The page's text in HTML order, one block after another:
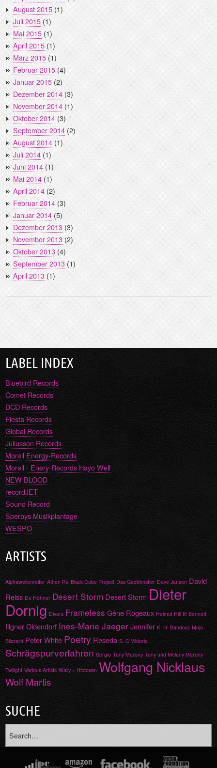
August 2015(1)
Juli 2015(1)
Mai 2015(1)
April 2015(1)
März 2015(1)
Februar 2015(4)
Januar 2015(2)
Dezember 2014(3)
November 2014(1)
Oktober 2014(3)
September 2014(2)
August 2014(1)
Juli 2014(1)
Juni 2014(1)
Mai 2014(1)
April 2014(2)
Februar 2014(3)
Januar 2014(5)
Dezember 2013(3)
November 2013(2)
Oktober 2013(4)
September 2013(1)
April 2013(1)
LABEL INDEX
Bluebird Records
Comet Records
DCD Records
Fiesta Records
Global Records
Juliusson Records
Morell Energy-Records
Morell - Enery-Records Hayo Well
NEW BLOOD
recordJET
Sound Record
Sperbys Musikplantage
WESPO
ARTISTS
Alphawellenreiter Athon Re Black Cube Project Das Gedöhnstier Dave Jansen David
Reiss De Höhner Desert Storm Desert Storm Dieter
Dornig Divers Frameless Gêne Rogeaux Helmut Hill Iff Bennett
Illgner Oldendorf Ines-Marie Jaeger Jennifer K. H. Bandosz Mojo
Blizzard Peter White Poetry Reseda S. C.Viktoria
Schrägspurverfahren Sergio Tony Marony Tony und Melany Marony
Twilight Various Artists Wally + Hitdosen Wolfgang Nicklaus
Wolf Martis
SUCHE